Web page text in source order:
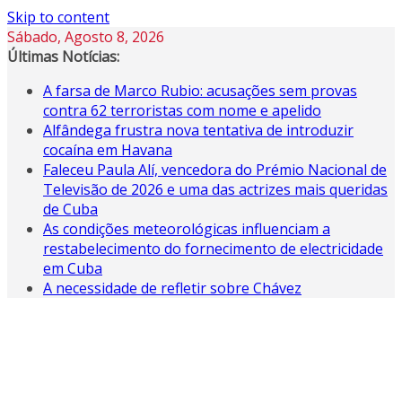
Skip to content
Sábado, Agosto 8, 2026
Últimas Notícias:
A farsa de Marco Rubio: acusações sem provas
contra 62 terroristas com nome e apelido
Alfândega frustra nova tentativa de introduzir
cocaína em Havana
Faleceu Paula Alí, vencedora do Prémio Nacional de
Televisão de 2026 e uma das actrizes mais queridas
de Cuba
As condições meteorológicas influenciam a
restabelecimento do fornecimento de electricidade
em Cuba
A necessidade de refletir sobre Chávez